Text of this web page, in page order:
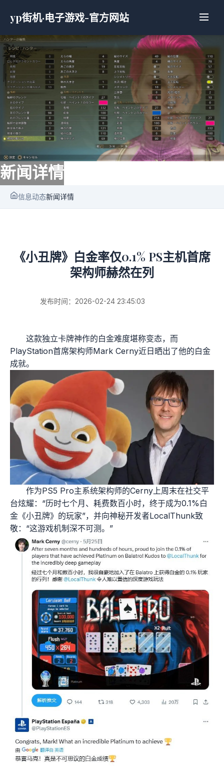
yp街机·电子游戏-官方网站
新闻详情
信息动态新闻详情
《小丑牌》白金率仅0.1% PS主机首席
架构师赫然在列
发布时间：2026-02-24 23:45:03
这款独立卡牌神作的白金难度堪称变态，而
PlayStation首席架构师Mark Cerny近日晒出了他的白金
成就。
作为PS5 Pro主系统架构师的Cerny上周末在社交平
台炫耀：“历时七个月、耗费数百小时，终于成为0.1%白
金《小丑牌》的玩家”，并向神秘开发者LocalThunk致
敬：“这游戏机制深不可测。”